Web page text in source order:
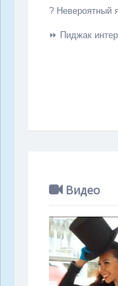
? Невероятный
⏩ Пиджак
Видео